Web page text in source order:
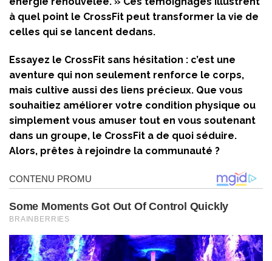
à quel point le CrossFit peut transformer la vie de
celles qui se lancent dedans.
Essayez le CrossFit sans hésitation : c’est une
aventure qui non seulement renforce le corps,
mais cultive aussi des liens précieux. Que vous
souhaitiez améliorer votre condition physique ou
simplement vous amuser tout en vous soutenant
dans un groupe, le CrossFit a de quoi séduire.
Alors, prêtes à rejoindre la communauté ?